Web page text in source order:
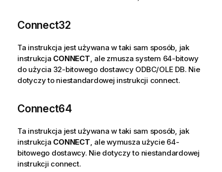
Connect32
Ta instrukcja jest używana w taki sam sposób, jak
instrukcja CONNECT , ale zmusza system 64-bitowy
do użycia 32-bitowego dostawcy ODBC/OLE DB. Nie
dotyczy to niestandardowej instrukcji connect.
Connect64
Ta instrukcja jest używana w taki sam sposób, jak
instrukcja CONNECT , ale wymusza użycie 64-
bitowego dostawcy. Nie dotyczy to niestandardowej
instrukcji connect.